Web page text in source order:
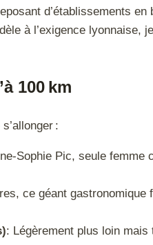
d’établissements
à l’exigence lyonnaise,
100 km
:
Sophie Pic, seule
ce géant
: Légèrement plus loin